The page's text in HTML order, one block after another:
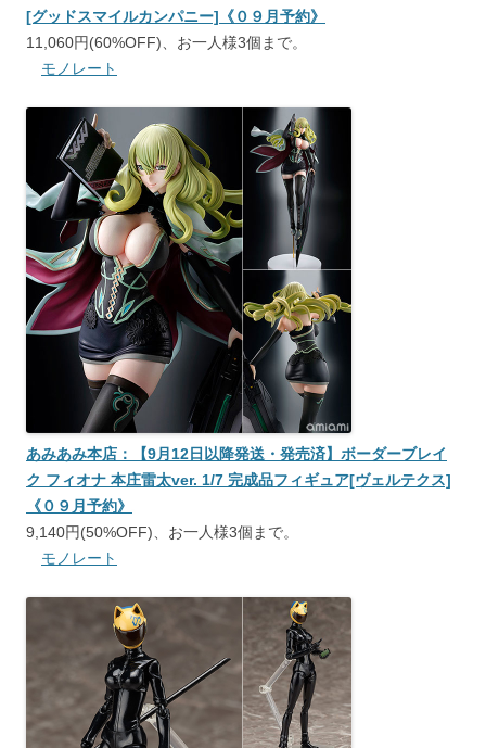
[グッドスマイルカンパニー]《０９月予約》
11,060円(60%OFF)、お一人様3個まで。
モノレート
あみあみ本店：【9月12日以降発送・発売済】ボーダーブレイ
ク フィオナ 本庄雷太ver. 1/7 完成品フィギュア[ヴェルテクス]
《０９月予約》
9,140円(50%OFF)、お一人様3個まで。
モノレート